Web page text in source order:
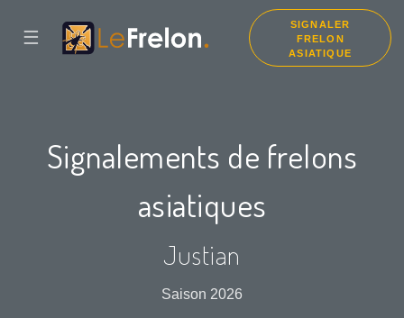
☰
SIGNALER
FRELON
ASIATIQUE
Signalements de frelons
asiatiques
Justian
Saison 2026